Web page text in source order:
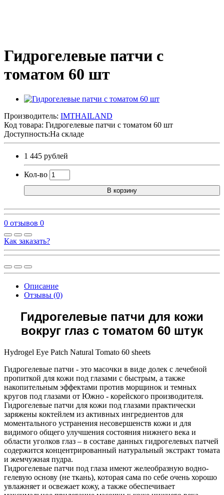
Гидрогелевые патчи с
томатом 60 шт
Производитель: IMTHAILAND
Код товара: Гидрогелевые патчи с томатом 60 шт
Доступность:На складе
1 445 рублей
Кол-во
В корзину
0 отзывов 0
Как заказать?
Описание
Отзывы (0)
Гидрогелевые патчи для кожи
вокруг глаз с томатом 60 штук
Hydrogel Eye Patch Natural Tomato 60 sheets
Гидрогелевые патчи - это масочки в виде долек с лечебной
пропиткой для кожи под глазами с быстрым, а также
накопительным эффектами против морщинок и темных
кругов под глазами от Южно - корейского производителя.
Гидрогелевые патчи для кожи под глазами практически
заряжены коктейлем из активных ингредиентов для
моментального устранения несовершенств кожи и для
видимого общего улучшения состояния нижнего века и
области уголков глаз – в составе данных гидрогелевых патчей
содержится концентрированный натуральный экстракт томата
и жемчужная пудра.
Гидрогелевые патчи под глаза имеют желеобразную водно-
гелевую основу (не ткань), которая сама по себе очень хорошо
увлажняет и освежает кожу, а также обеспечивает